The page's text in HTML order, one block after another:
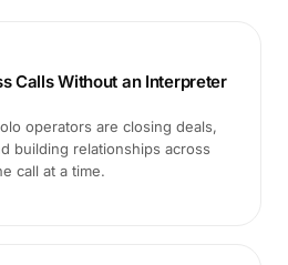
Calls Without an Interpreter
operators are closing deals,
building relationships across
call at a time.